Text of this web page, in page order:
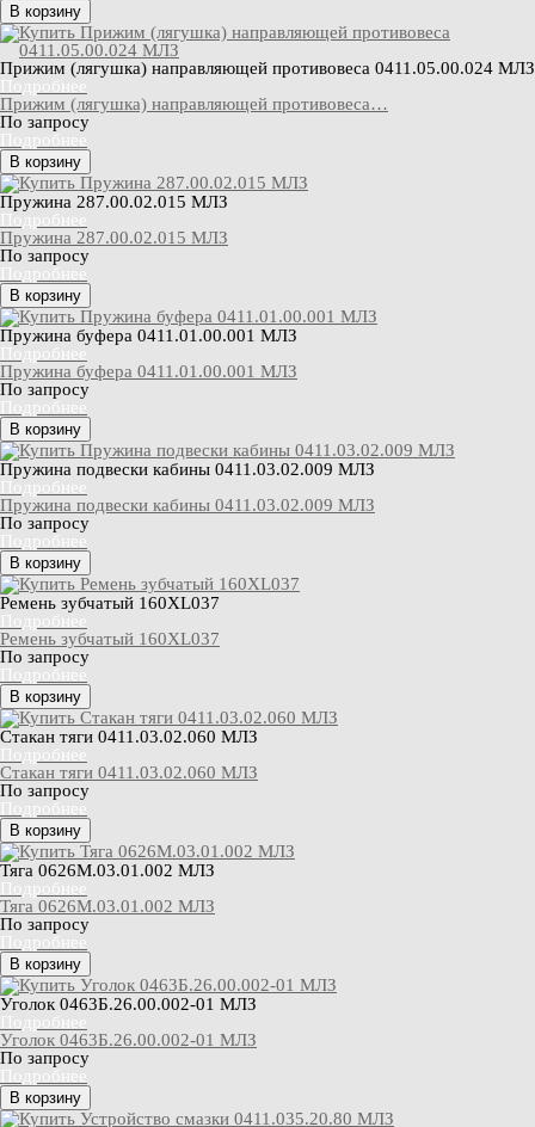
В корзину
Прижим (лягушка) направляющей противовеса 0411.05.00.024 МЛЗ
Подробнее
Прижим (лягушка) направляющей противовеса…
По запросу
Подробнее
В корзину
Пружина 287.00.02.015 МЛЗ
Подробнее
Пружина 287.00.02.015 МЛЗ
По запросу
Подробнее
В корзину
Пружина буфера 0411.01.00.001 МЛЗ
Подробнее
Пружина буфера 0411.01.00.001 МЛЗ
По запросу
Подробнее
В корзину
Пружина подвески кабины 0411.03.02.009 МЛЗ
Подробнее
Пружина подвески кабины 0411.03.02.009 МЛЗ
По запросу
Подробнее
В корзину
Ремень зубчатый 160XL037
Подробнее
Ремень зубчатый 160XL037
По запросу
Подробнее
В корзину
Стакан тяги 0411.03.02.060 МЛЗ
Подробнее
Стакан тяги 0411.03.02.060 МЛЗ
По запросу
Подробнее
В корзину
Тяга 0626М.03.01.002 МЛЗ
Подробнее
Тяга 0626М.03.01.002 МЛЗ
По запросу
Подробнее
В корзину
Уголок 0463Б.26.00.002-01 МЛЗ
Подробнее
Уголок 0463Б.26.00.002-01 МЛЗ
По запросу
Подробнее
В корзину